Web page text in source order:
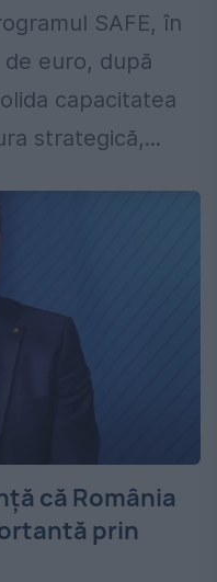
SAFE, în
de euro, după
capacitatea
strategică,...
că România
prin